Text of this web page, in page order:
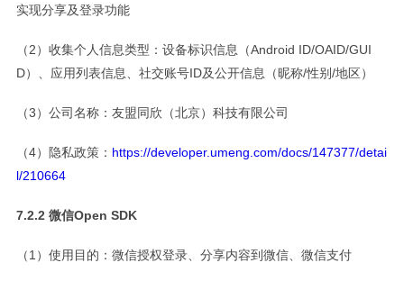
实现分享及登录功能
（2）收集个人信息类型：设备标识信息（Android ID/OAID/GUI
D）、应用列表信息、社交账号ID及公开信息（昵称/性别/地区）
（3）公司名称：友盟同欣（北京）科技有限公司
（4）隐私政策： https://developer.umeng.com/docs/147377/detai
l/210664
7.2.2 微信Open SDK
（1）使用目的：微信授权登录、分享内容到微信、微信支付